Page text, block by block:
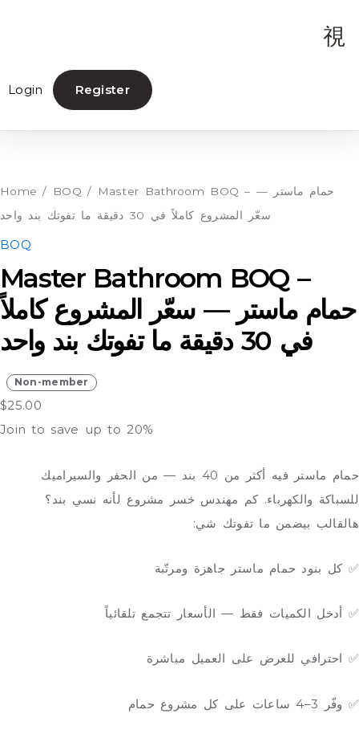
Login Register
Home / BOQ / Master Bathroom BOQ – حمام ماستر —
سعّر المشروع كاملاً في 30 دقيقة ما تفوتك بند واحد
BOQ
Master Bathroom BOQ –
حمام ماستر — سعّر المشروع كاملاً
في 30 دقيقة ما تفوتك بند واحد
Non-member
$25.00
Join to save up to 20%
حمام ماستر فيه أكثر من 40 بند — من الحفر والسيراميك
للسباكة والكهرباء. كم مهندس خسر مشروع لأنه نسي بند؟
هالقالب بيضمن ما تفوتك شي:
✅ كل بنود حمام ماستر جاهزة ومرتّبة
✅ أدخل الكميات فقط — الأسعار تتجمع تلقائياً
✅ احترافي للعرض على العميل مباشرة
✅ وفّر 3–4 ساعات على كل مشروع حمام
BOQ
-
حمام
—
سعّر
المشروع
في
30
دقيقة